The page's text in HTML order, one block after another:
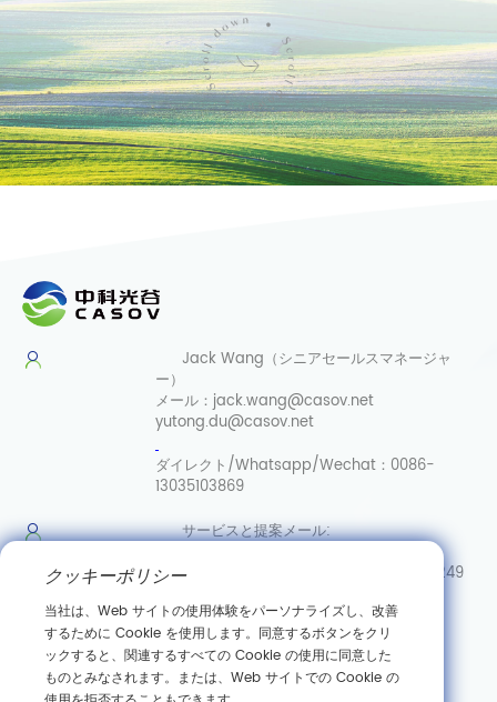
Jack Wang（シニアセールスマネージャ
ー）
メール： jack.wang@casov.net
yutong.du@casov.net
ダイレクト/Whatsapp/Wechat： 0086-
13035103869
サービスと提案メール:
ト/Whatsapp/Wechat:
0086-15307143249
武漢合成
生物学イノベーションハブ
中国湖北省武漢市東湖新技術開発区高科園三路89号
クッキーポリシー
当社は、Web サイトの使用体験をパーソナライズし、改善
するために Cookie を使用します。同意するボタンをクリ
ックすると、関連するすべての Cookie の使用に同意した
ものとみなされます。または、Web サイトでの Cookie の